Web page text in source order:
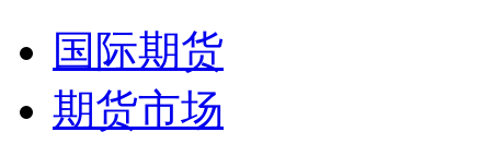
国际期货
期货市场